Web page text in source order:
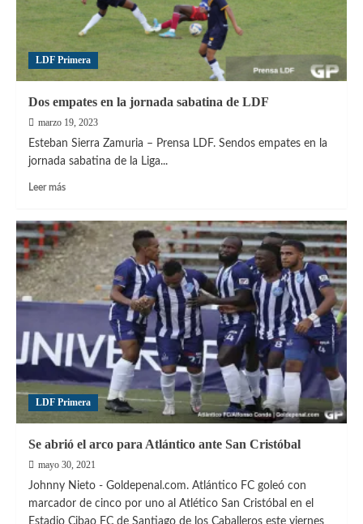
LDF Primera
Dos empates en la jornada sabatina de LDF
marzo 19, 2023
Esteban Sierra Zamuria – Prensa LDF. Sendos empates en la
jornada sabatina de la Liga...
Leer másLeer
Dos
empates
en
la
jornada
sabatina
LDF
LDF Primera
Se abrió el arco para Atlántico ante San Cristóbal
mayo 30, 2021
Johnny Nieto - Goldepenal.com. Atlántico FC goleó con
marcador de cinco por uno al Atlético San Cristóbal en el
Estadio Cibao FC de Santiago de los Caballeros este viernes